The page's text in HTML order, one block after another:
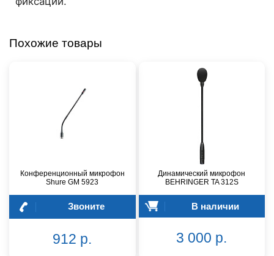
Похожие товары
Конференционный микрофон
Shure GM 5923
Звоните
912 р.
Динамический микрофон
BEHRINGER TA 312S
В наличии
3 000 р.